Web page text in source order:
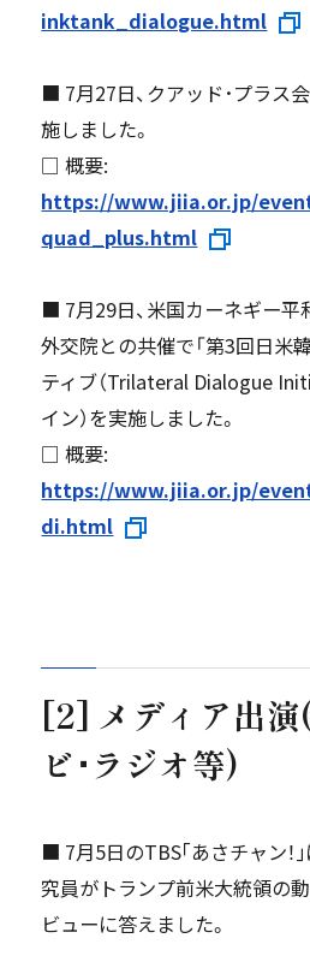
inktank_dialogue.html
■ 7月27日、クアッド･プラス会
施しました。
□ 概要:
https://www.jiia.or.jp/
quad_plus.html
■ 7月29日、米国カーネギー
外交院との共催で「第3回日米
ティブ（Trilateral Dialogue
イン）を実施しました。
□ 概要:
https://www.jiia.or.jp/
di.html
[2] メディア出演
ビ･ラジオ等)
■ 7月5日のTBS｢あさチャン！
究員がトランプ前米大統領の
ビューに答えました。